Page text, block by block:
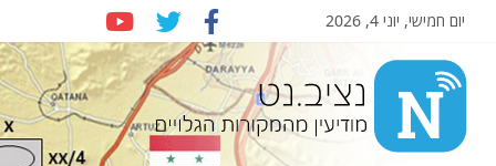
יום חמישי, יוני 4, 2026
Nziv.net
מודיעין
מהמקורות